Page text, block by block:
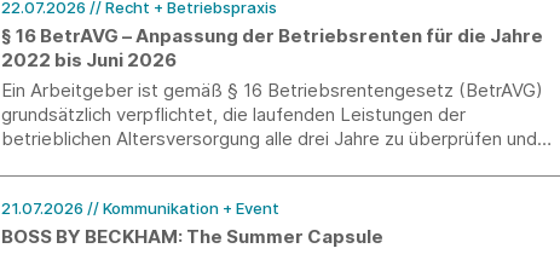
22.07.2026 // Recht + Betriebspraxis
§ 16 BetrAVG – Anpassung der Betriebsrenten für die Jahre
2022 bis Juni 2026
Ein Arbeitgeber ist gemäß § 16 Betriebsrentengesetz (BetrAVG)
grundsätzlich verpflichtet, die laufenden Leistungen der
betrieblichen Altersversorgung alle drei Jahre zu überprüfen und
Verbraucherpreisindexes.
21.07.2026 // Kommunikation + Event
BOSS BY BECKHAM: The Summer Capsule